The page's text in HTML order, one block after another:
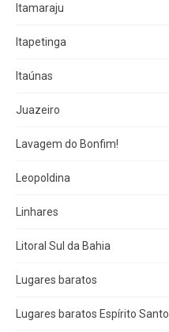
Itamaraju
Itapetinga
Itaúnas
Juazeiro
Lavagem do Bonfim!
Leopoldina
Linhares
Litoral Sul da Bahia
Lugares baratos
Lugares baratos Espírito Santo